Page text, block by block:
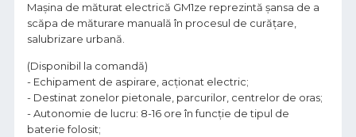
Maşina de măturat electrică GM1ze reprezintă șansa de a
scăpa de măturare manuală în procesul de curățare,
salubrizare urbană.
(Disponibil la comandă)
- Echipament de aspirare, acţionat electric;
- Destinat zonelor pietonale, parcurilor, centrelor de oras;
- Autonomie de lucru: 8-16 ore în funcţie de tipul de
baterie folosit;